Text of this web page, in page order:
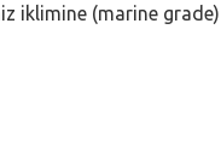
iklimine (marine grade)